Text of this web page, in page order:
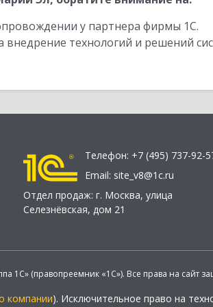
у партнера фирмы 1С.
внедрение технологий и решений
Телефон: +7 (495) 737-92-
Email: site_v8@1c.ru
Отдел продаж: г. Москва, улица
Селезнёвская, дом 21
1С» (правопреемник «1С»). Все права на сайт
о компании). Исключительное право на